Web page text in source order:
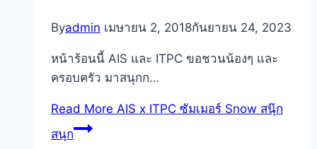
Byadmin เมษายน 2, 2018กันยายน 24, 2023
หน้าร้อนนี้ AIS และ ITPC ขอชวนน้องๆ และ
ครอบครัว มาสนุกก…
Read More AIS x ITPC ซัมเมอร์ Snow สนุ๊ก
สนุก